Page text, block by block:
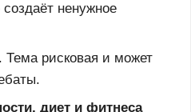
ненужное
Тема рисковая и может
диет и фитнеса